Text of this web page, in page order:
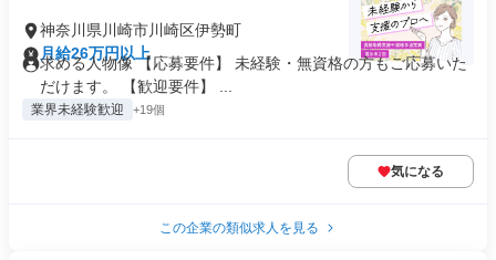
神奈川県川崎市川崎区伊勢町
月給26万円以上
求める人物像 【応募要件】 未経験・無資格の方もご応募いた
だけます。 【歓迎要件】 ...
業界未経験歓迎 +19個
気になる
この企業の類似求人を見る